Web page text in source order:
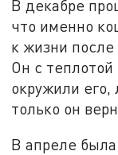
В декабре
что именно
к жизни после
Он с
окружили его,
только он
В апреле